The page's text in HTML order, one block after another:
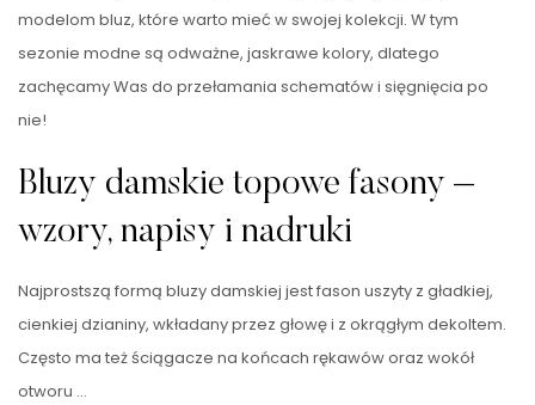
modelom bluz, które warto mieć w swojej kolekcji. W tym
sezonie modne są odważne, jaskrawe kolory, dlatego
zachęcamy Was do przełamania schematów i sięgnięcia po
nie!
Bluzy damskie topowe fasony –
wzory, napisy i nadruki
Najprostszą formą bluzy damskiej jest fason uszyty z gładkiej,
cienkiej dzianiny, wkładany przez głowę i z okrągłym dekoltem.
Często ma też ściągacze na końcach rękawów oraz wokół
otworu …